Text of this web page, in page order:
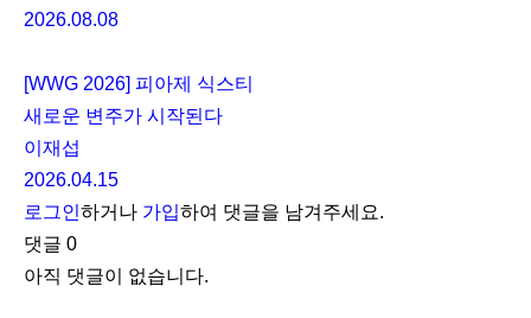
2026.08.08
[WWG 2026] 피아제 식스티
새로운 변주가 시작된다
이재섭
2026.04.15
로그인하거나 가입하여 댓글을 남겨주세요.
댓글 0
아직 댓글이 없습니다.